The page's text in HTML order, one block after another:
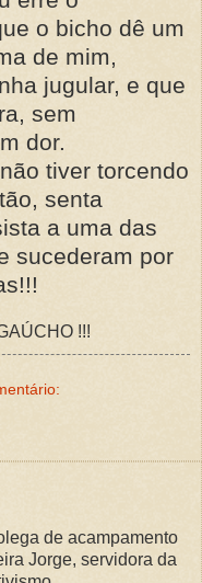
o bicho dê um
de mim,
jugular, e que
sem
dor.
tiver torcendo
senta
a uma das
sucederam por
!!!
de acampamento
Jorge, servidora da